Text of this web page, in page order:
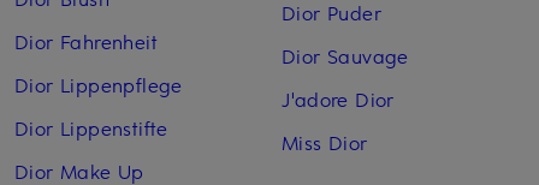
Dior Fahrenheit
Dior Lippenpflege
Dior Lippenstifte
Dior Make Up
Dior Puder
Dior Sauvage
J'adore Dior
Miss Dior